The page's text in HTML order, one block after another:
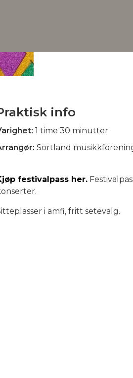
info
1 time 30 minutter
Sortland
festivalpass her.
i amfi, fritt setevalg.